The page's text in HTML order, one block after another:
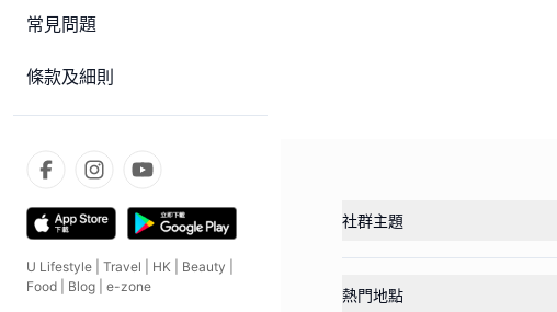
常見問題
條款及細則
U Lifestyle Travel HK Beauty
Food
Blog e-zone
社群主題
熱門地點